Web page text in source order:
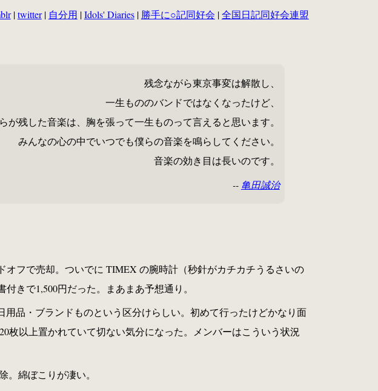
|twitter| 自分用 |Idols' Diaries| 勝手に○記同好会 |全国日記同好会連盟
残念ながら東京事変は解散し、
一生もののバンドではなくなったけど、
が残した音楽は、胸を張って一生ものって言えると思います。
みんなの心の中でいつでも僕らの音楽を鳴らしてください。
音楽の効き目は長いのです。
-- 亀田誠治
フで売却。ついでに TIMEX の腕時計（秒針がカチカチうるさいの
きで1,500円だった。まあまあ予想通り。
品・ブランドものという区分けらしい。初めて行ったけどかなり面
枚以上置かれていて切ない気分になった。メンバーはこういう状況
綿ぼこりが凄い。